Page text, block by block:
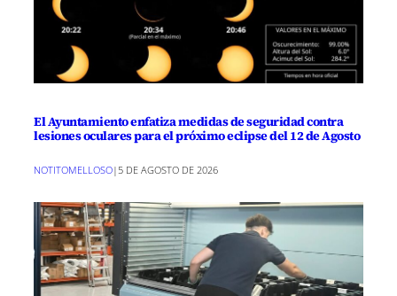
El Ayuntamiento enfatiza medidas de seguridad contra
lesiones oculares para el próximo eclipse del 12 de Agosto
NOTITOMELLOSO| 5 DE AGOSTO DE 2026